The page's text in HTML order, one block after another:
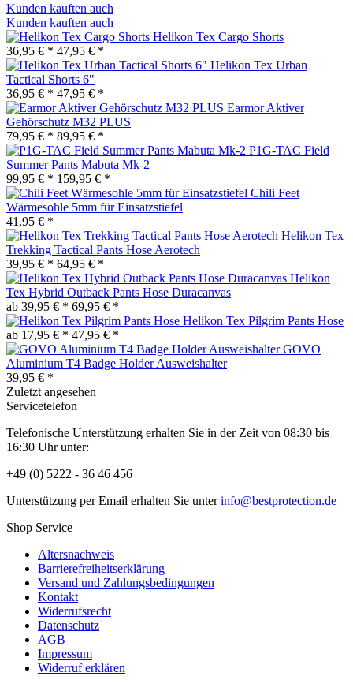
Kunden kauften auch
Kunden kauften auch
Helikon Tex Cargo Shorts
36,95 € * 47,95 € *
Helikon Tex Urban
Tactical Shorts 6"
36,95 € * 47,95 € *
Earmor Aktiver
Gehörschutz M32 PLUS
79,95 € * 89,95 € *
P1G-TAC Field
Summer Pants Mabuta Mk-2
99,95 € * 159,95 € *
Chili Feet
Wärmesohle 5mm für Einsatzstiefel
41,95 € *
Helikon Tex
Trekking Tactical Pants Hose Aerotech
39,95 € * 64,95 € *
Helikon
Tex Hybrid Outback Pants Hose Duracanvas
ab 39,95 € * 69,95 € *
Helikon Tex Pilgrim Pants Hose
ab 17,95 € * 47,95 € *
GOVO
Aluminium T4 Badge Holder Ausweishalter
39,95 € *
Zuletzt angesehen
Servicetelefon
Telefonische Unterstützung erhalten Sie in der Zeit von 08:30 bis
16:30 Uhr unter:
+49 (0) 5222 - 36 46 456
Unterstützung per Email erhalten Sie unterinfo@bestprotection.de
Shop Service
Altersnachweis
Barrierefreiheitserklärung
Versand und Zahlungsbedingungen
Kontakt
Widerrufsrecht
Datenschutz
AGB
Impressum
Widerruf erklären